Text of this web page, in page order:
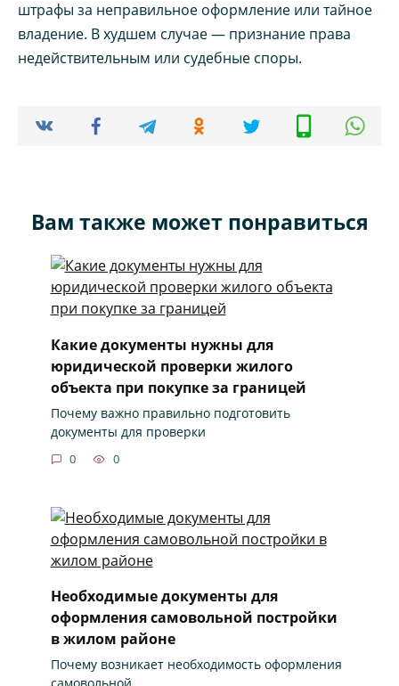
штрафы за неправильное оформление или тайное
владение. В худшем случае — признание права
недействительным или судебные споры.
Вам также может понравиться
Какие документы нужны для
юридической проверки жилого
объекта при покупке за границей
Почему важно правильно подготовить
документы для проверки
0 0
Необходимые документы для
оформления самовольной постройки
в жилом районе
Почему возникает необходимость оформления